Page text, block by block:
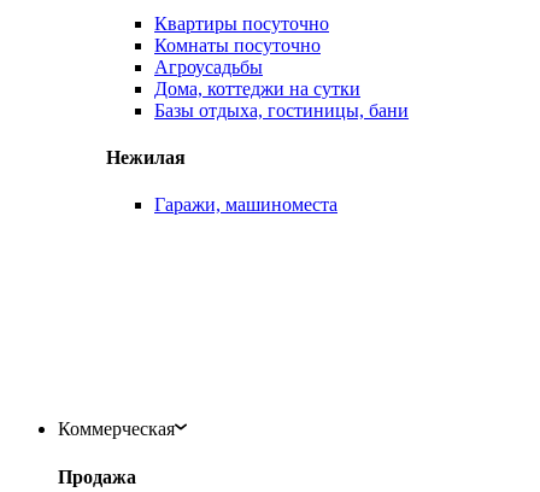
Квартиры посуточно
Комнаты посуточно
Агроусадьбы
Дома, коттеджи на сутки
Базы отдыха, гостиницы, бани
Нежилая
Гаражи, машиноместа
Коммерческая
Продажа